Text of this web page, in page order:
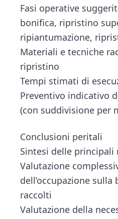
Fasi operative
bonifica, ripristino
ripiantumazione,
Materiali e tecniche
ripristino
Tempi stimati di
Preventivo indicativo
(con suddivisione per
Conclusioni peritali
Sintesi delle principali
Valutazione
dell’occupazione
raccolti
Valutazione della